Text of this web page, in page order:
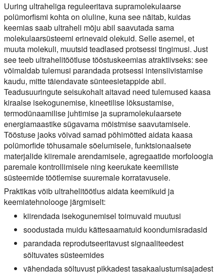
Uuring ultraheliga reguleeritava supramolekulaarse
polümorfismi kohta on oluline, kuna see näitab, kuidas
keemias saab ultraheli mõju abil saavutada sama
molekulaarsüsteemi erinevaid olekuid. Selle asemel, et
muuta molekuli, muutsid teadlased protsessi tingimusi. Just
see teeb ultrahelitöötluse tööstuskeemias atraktiivseks: see
võimaldab tulemusi parandada protsessi intensiivistamise
kaudu, mitte täiendavate sünteesietappide abil.
Teadusuuringute seisukohalt aitavad need tulemused kaasa
kiraalse isekogunemise, kineetilise lõksustamise,
termodünaamilise juhtimise ja supramolekulaarsete
energiamaastike sügavama mõistmise saavutamisele.
Tööstuse jaoks võivad samad põhimõtted aidata kaasa
polümorfide tõhusamale sõelumisele, funktsionaalsete
materjalide kiiremale arendamisele, agregaatide morfoloogia
paremale kontrollimisele ning keerukate keemiliste
süsteemide töötlemise suuremale korratavusele.
Praktikas võib ultrahelitöötlus aidata keemikuid ja
keemiatehnolooge järgmiselt:
kiirendada isekogunemisel toimuvaid muutusi
soodustada muidu kättesaamatuid koondumisradasid
parandada reprodutseeritavust signaaliteedest
sõltuvates süsteemides
vähendada sõltuvust pikkadest tasakaalustumisajadest